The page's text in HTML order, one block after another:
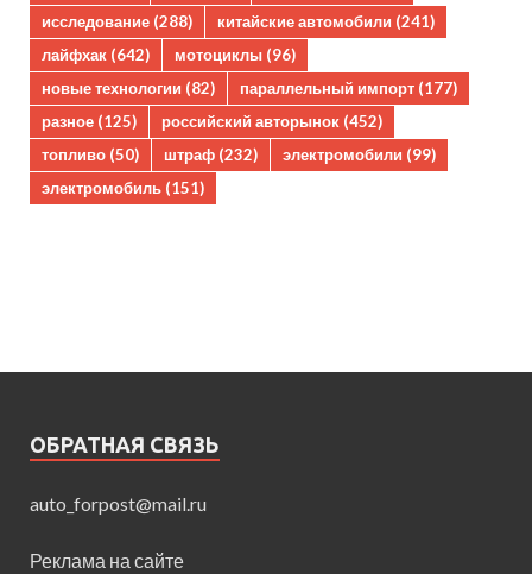
исследование (288) китайские автомобили (241)
лайфхак (642) мотоциклы (96)
новые технологии (82) параллельный импорт (177)
разное (125) российский авторынок (452)
топливо (50) штраф (232) электромобили (99)
электромобиль (151)
ОБРАТНАЯ СВЯЗЬ
auto_forpost@mail.ru
Реклама на сайте